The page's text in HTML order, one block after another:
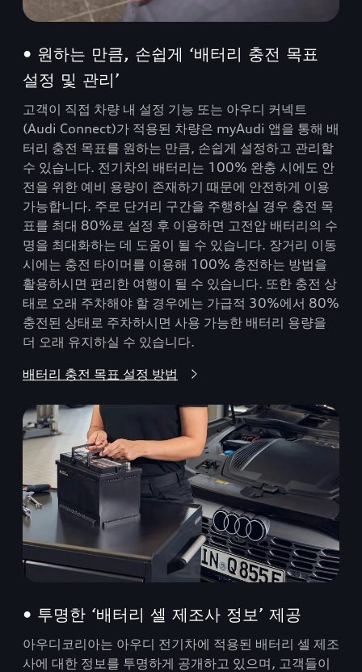
• 원하는 만큼, 손쉽게 ‘배터리 충전 목표
설정 및 관리’
고객이 직접 차량 내 설정 기능 또는 아우디 커넥트
(Audi Connect)가 적용된 차량은 myAudi 앱을 통해 배
터리 충전 목표를 원하는 만큼, 손쉽게 설정하고 관리할
수 있습니다. 전기차의 배터리는 100% 완충 시에도 안
전을 위한 예비 용량이 존재하기 때문에 안전하게 이용
가능합니다. 주로 단거리 구간을 주행하실 경우 충전 목
표를 최대 80%로 설정 후 이용하면 고전압 배터리의 수
명을 최대화하는 데 도움이 될 수 있습니다. 장거리 이동
시에는 충전 타이머를 이용해 100% 충전하는 방법을
활용하시면 편리한 여행이 될 수 있습니다. 또한 충전 상
태로 오래 주차해야 할 경우에는 가급적 30%에서 80%
충전된 상태로 주차하시면 사용 가능한 배터리 용량을
더 오래 유지하실 수 있습니다.
배터리 충전 목표 설정 방법
• 투명한 ‘배터리 셀 제조사 정보’ 제공
아우디코리아는 아우디 전기차에 적용된 배터리 셀 제조
사에 대한 정보를 투명하게 공개하고 있으며, 고객들이